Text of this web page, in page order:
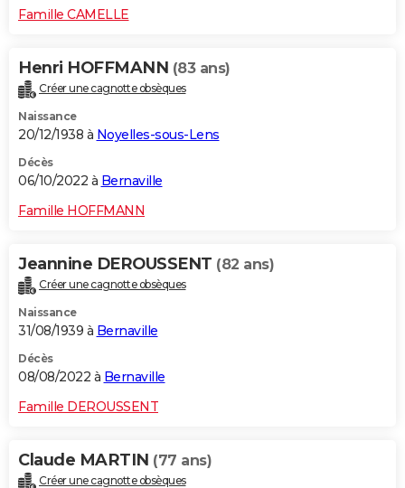
Famille CAMELLE
Henri HOFFMANN (83 ans)
Créer une cagnotte obsèques
Naissance
20/12/1938 à Noyelles-sous-Lens
Décès
06/10/2022 à Bernaville
Famille HOFFMANN
Jeannine DEROUSSENT (82 ans)
Créer une cagnotte obsèques
Naissance
31/08/1939 à Bernaville
Décès
08/08/2022 à Bernaville
Famille DEROUSSENT
Claude MARTIN (77 ans)
Créer une cagnotte obsèques